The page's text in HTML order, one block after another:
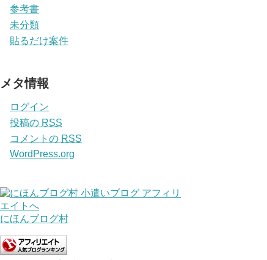
参考書
未分類
貼るだけ案件
メタ情報
ログイン
投稿の RSS
コメントの RSS
WordPress.org
にほんブログ村